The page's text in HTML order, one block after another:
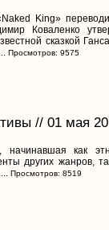
King»
Коваленко
сказкой
Просмотров: 9575
// 01 мая
как
других жанров,
Просмотров: 8519